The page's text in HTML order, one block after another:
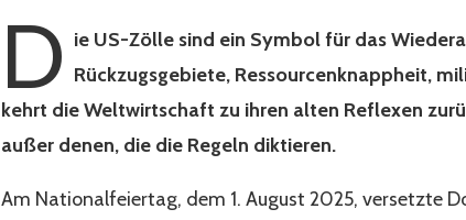
D ie US-Zölle sind ein Symbol für das
Rückzugsgebiete, Ressourcenknappheit,
kehrt die Weltwirtschaft zu ihren alten Reflexen
außer denen, die die Regeln diktieren.
Am Nationalfeiertag, dem 1. August 2025, versetzte